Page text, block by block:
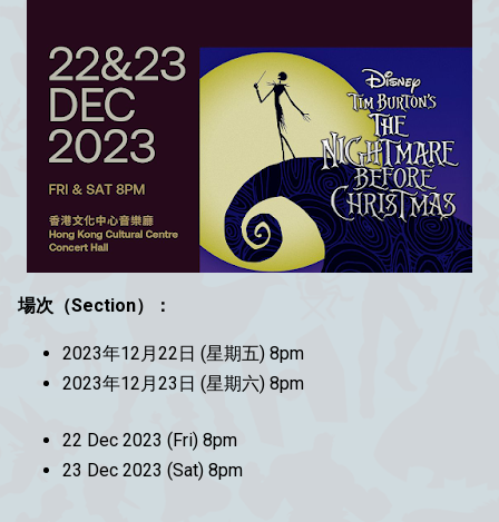
場次（Section）：
2023年12月22日 (星期五) 8pm
2023年12月23日 (星期六) 8pm
22 Dec 2023 (Fri) 8pm
23 Dec 2023 (Sat) 8pm